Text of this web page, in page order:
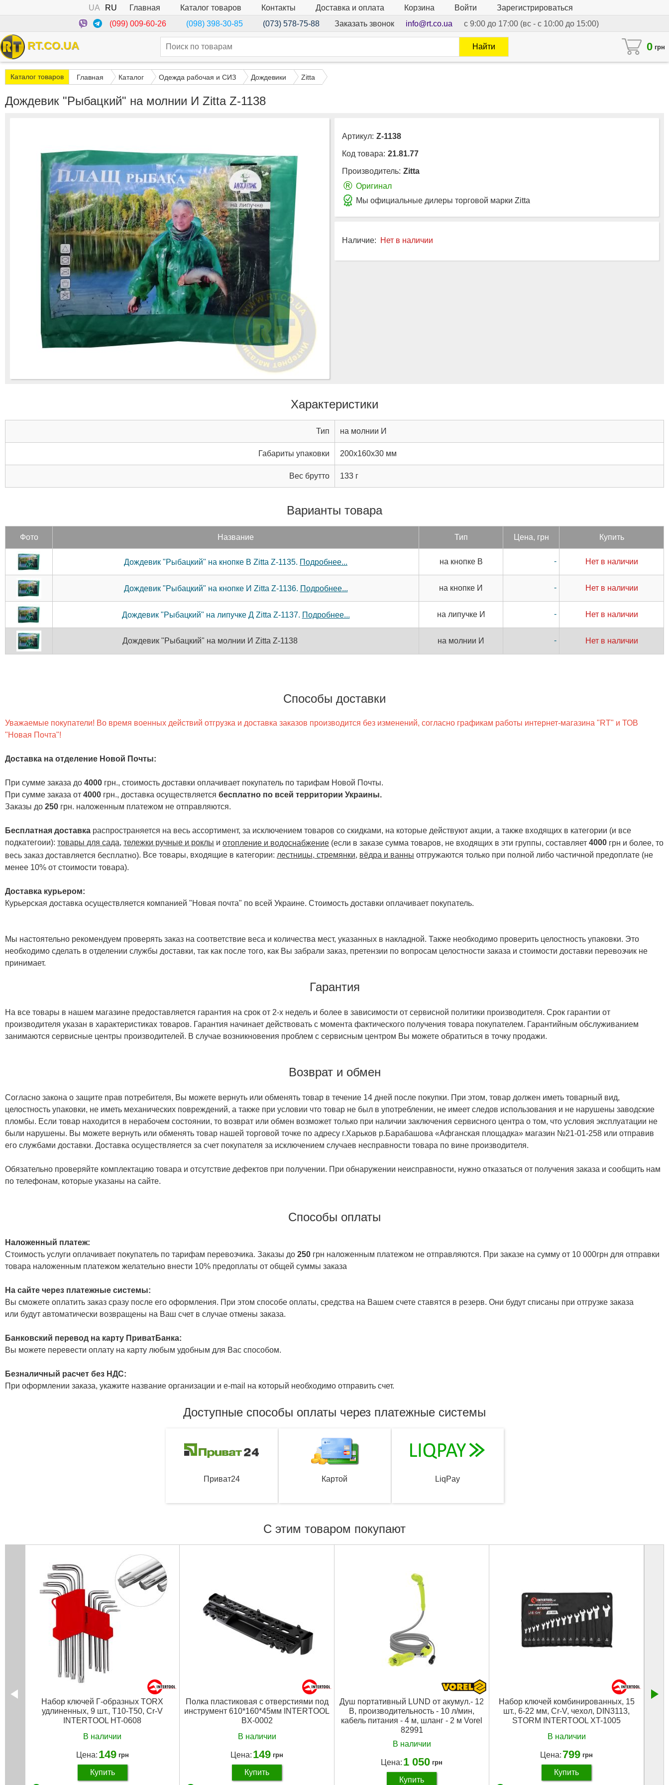
UA RU Главная Каталог товаров Контакты Доставка и оплата Корзина Войти
Зарегистрироваться
(099) 009-60-26
(098) 398-30-85 (073) 578-75-88 Заказать звонок info@rt.co.ua с 9:00 до 17:00 (вс - с 10:00 до 15:00)
RT.CO.UA 0 грн
Найти
Каталог товаров Главная Каталог Одежда рабочая и СИЗ Дождевики Zitta
Дождевик "Рыбацкий" на молнии И Zitta Z-1138
Артикул: Z-1138
Код товара: 21.81.77
Производитель: Zitta
® Оригинал
Мы официальные дилеры торговой марки Zitta
Наличие: Нет в наличии
Характеристики
Тип на молнии И
Габариты упаковки 200x160x30 мм
Вес брутто 133 г
Варианты товара
Фото Название Тип Цена, грн Купить
Дождевик "Рыбацкий" на кнопке В Zitta Z-1135. Подробнее... на кнопке В - Нет в наличии
Дождевик "Рыбацкий" на кнопке И Zitta Z-1136. Подробнее... на кнопке И - Нет в наличии
Дождевик "Рыбацкий" на липучке Д Zitta Z-1137. Подробнее... на липучке И - Нет в наличии
Дождевик "Рыбацкий" на молнии И Zitta Z-1138 на молнии И - Нет в наличии
Способы доставки
Уважаемые покупатели! Во время военных действий отгрузка и доставка заказов производится без изменений, согласно графикам работы интернет-магазина "RT" и ТОВ
"Новая Почта"!
Доставка на отделение Новой Почты:
При сумме заказа до 4000 грн., стоимость доставки оплачивает покупатель по тарифам Новой Почты.
При сумме заказа от 4000 грн., доставка осуществляется бесплатно по всей территории Украины.
Заказы до 250 грн. наложенным платежом не отправляются.
Бесплатная доставка распространяется на весь ассортимент, за исключением товаров со скидками, на которые действуют акции, а также входящих в категории (и все
подкатегоии): товары для сада, тележки ручные и роклы и отопление и водоснабжение (если в заказе сумма товаров, не входящих в эти группы, составляет 4000 грн и более, то
весь заказ доставляется бесплатно). Все товары, входящие в категории: лестницы, стремянки, вёдра и ванны отгружаются только при полной либо частичной предоплате (не
менее 10% от стоимости товара).
Доставка курьером:
Курьерская доставка осуществляется компанией "Новая почта" по всей Украине. Стоимость доставки оплачивает покупатель.
Мы настоятельно рекомендуем проверять заказ на соответствие веса и количества мест, указанных в накладной. Также необходимо проверить целостность упаковки. Это
необходимо сделать в отделении службы доставки, так как после того, как Вы забрали заказ, претензии по вопросам целостности заказа и стоимости доставки перевозчик не
принимает.
Гарантия
На все товары в нашем магазине предоставляется гарантия на срок от 2-х недель и более в зависимости от сервисной политики производителя. Срок гарантии от
производителя указан в характеристиках товаров. Гарантия начинает действовать с момента фактического получения товара покупателем. Гарантийным обслуживанием
занимаются сервисные центры производителей. В случае возникновения проблем с сервисным центром Вы можете обратиться в точку продажи.
Возврат и обмен
Согласно закона о защите прав потребителя, Вы можете вернуть или обменять товар в течение 14 дней после покупки. При этом, товар должен иметь товарный вид,
целостность упаковки, не иметь механических повреждений, а также при условии что товар не был в употреблении, не имеет следов использования и не нарушены заводские
пломбы. Если товар находится в нерабочем состоянии, то возврат или обмен возможет только при наличии заключения сервисного центра о том, что условия эксплуатации не
были нарушены. Вы можете вернуть или обменять товар нашей торговой точке по адресу г.Харьков р.Барабашова «Афганская площадка» магазин №21-01-258 или отправив
его службами доставки. Доставка осуществляется за счет покупателя за исключением случаев несправности товара по вине производителя.
Обязательно проверяйте комплектацию товара и отсутствие дефектов при получении. При обнаружении неисправности, нужно отказаться от получения заказа и сообщить нам
по телефонам, которые указаны на сайте.
Способы оплаты
Наложенный платеж:
Стоимость услуги оплачивает покупатель по тарифам перевозчика. Заказы до 250 грн наложенным платежом не отправляются. При заказе на сумму от 10 000грн для отправки
товара наложенным платежом желательно внести 10% предоплаты от общей суммы заказа
На сайте через платежные системы:
Вы сможете оплатить заказ сразу после его оформления. При этом способе оплаты, средства на Вашем счете ставятся в резерв. Они будут списаны при отгрузке заказа
или будут автоматически возвращены на Ваш счет в случае отмены заказа.
Банковский перевод на карту ПриватБанка:
Вы можете перевести оплату на карту любым удобным для Вас способом.
Безналичный расчет без НДС:
При оформлении заказа, укажите название организации и e-mail на который необходимо отправить счет.
Доступные способы оплаты через платежные системы
Приват24 Картой LiqPay
С этим товаром покупают
Набор ключей Г-образных TORX
удлиненных, 9 шт., Т10-Т50, Cr-V
INTERTOOL HT-0608
В наличии
Цена: 149 грн
Купить
Полка пластиковая с отверстиями под
инструмент 610*160*45мм INTERTOOL
BX-0002
В наличии
Цена: 149 грн
Купить
Душ портативный LUND от акумул.- 12
В, производительность - 10 л/мин,
кабель питания - 4 м, шланг - 2 м Vorel
82991
В наличии
Цена: 1 050 грн
Купить
Набор ключей комбинированных, 15
шт., 6-22 мм, Cr-V, чехол, DIN3113,
STORM INTERTOOL XT-1005
В наличии
Цена: 799 грн
Купить